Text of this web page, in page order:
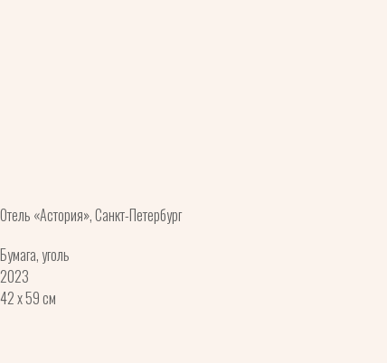
Отель «Астория», Санкт-Петербург
Бумага, уголь
2023
42 x 59 см